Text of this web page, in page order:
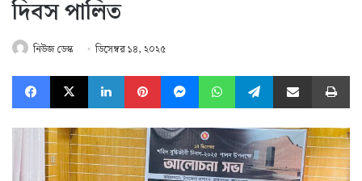
দিবস পালিত
নিউজ ডেস্ক ডিসেম্বর ১৪, ২০২৫
Facebook
X LinkedInPinterestMessengerWhatsAppTelegramShare via Email